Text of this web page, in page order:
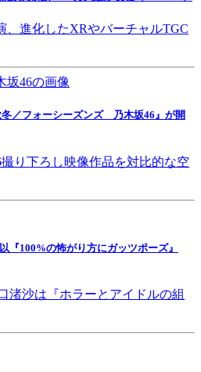
、進化したXRやバーチャルTGC
／フォーシーズンズ 乃木坂46』が開
り下ろし映像作品を対比的な空
『100%の怖がり方にガッツポーズ』
渚沙は『ホラーとアイドルの組